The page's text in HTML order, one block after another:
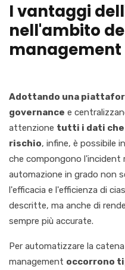
I vantaggi
nell'ambito
management
Adottando una
governance e
attenzione tutti i dati
rischio, infine, è possibile
che compongono l'incident
automazione in grado non
l'efficacia e l'efficienza di
descritte, ma anche di
sempre più accurate.
Per automatizzare la
management occorrono